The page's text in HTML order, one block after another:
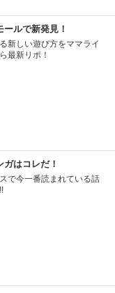
ルで新発見！
新しい遊び方をママライ
最新リポ！
はコレだ！
で今一番読まれている話